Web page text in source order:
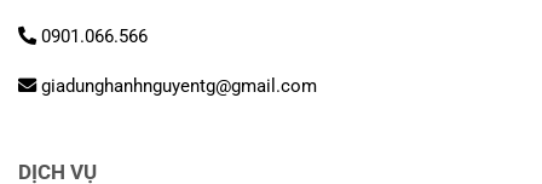
0901.066.566
giadunghanhnguyentg@gmail.com
DỊCH VỤ